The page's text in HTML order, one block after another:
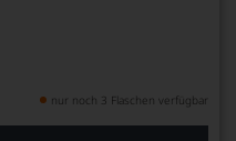
nur noch 3 Flaschen verfügbar